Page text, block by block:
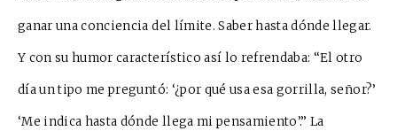
ganar una conciencia del límite. Saber hasta dónde llegar.
Y con su humor característico así lo refrendaba: “El otro
día un tipo me preguntó: ‘¿por qué usa esa gorrilla, señor?’
‘Me indica hasta dónde llega mi pensamiento’.” La